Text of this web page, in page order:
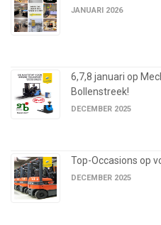
JANUARI 2026
6,7,8 januari op
Bollenstreek!
DECEMBER 2025
Top-Occasions op
DECEMBER 2025